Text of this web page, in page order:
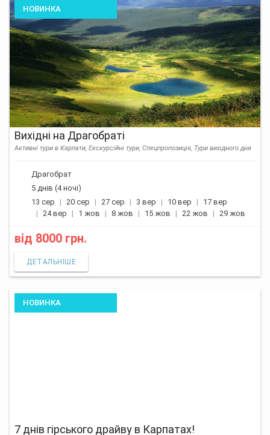
Вихідні на Драгобраті
Активні тури в Карпати, Екскурсійні тури, Спецпропозиція, Тури вихідного дня
Драгобрат
5 днів (4 ночі)
13 сер
20 сер 27 сер 3 вер 10 вер
17 вер
24 вер
1 жов 8 жов 15 жов 22 жов 29 жов
НОВИНКА
від 8000 грн.
ДЕТАЛЬНІШЕ
7 днів гірського драйву в Карпатах!
НОВИНКА